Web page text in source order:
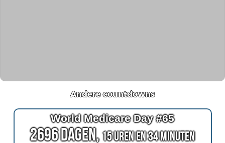
Andere countdowns
World Medicare Day #65
2696 Dagen,15 Uren en 34 Minuten